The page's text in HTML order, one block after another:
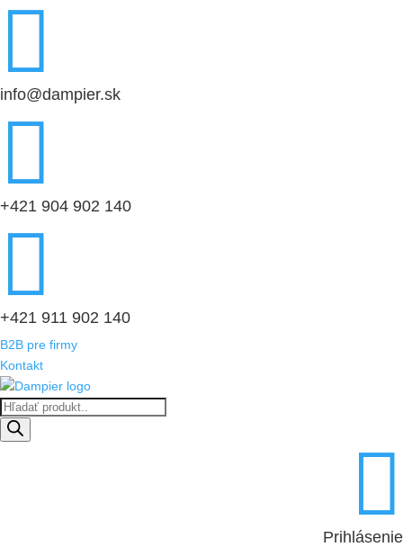

info@dampier.sk

+421 904 902 140

+421 911 902 140
B2B pre firmy
Kontakt
Products
search

Prihlásenie